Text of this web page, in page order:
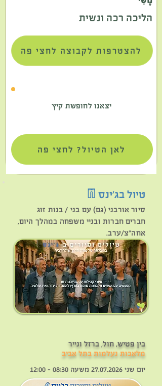
הליכה רכה ונשית
להצטרפות לקבוצה לחצי פה
יצאנו לחופשת קיץ
לאן הטיול? לחצי פה
טיול בג'ינס👖
סיור אורבני (גם) עם בני / בנות זוג
חברים חברות ובניי משפחה במהלך היום,
אחה"צ/ערב.
בין פטיש, חול, ברזל ונייר
מלאכות נעלמות בתל אביב
יום שני 27.07.2026 משעה 08:30 - 12:00